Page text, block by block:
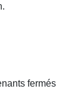
fermés